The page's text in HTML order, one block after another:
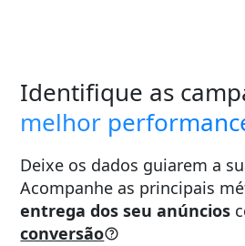
Identifique as
melhor
Deixe os dados guiarem a
Acompanhe as principais
entrega dos seu anúncios
conversão